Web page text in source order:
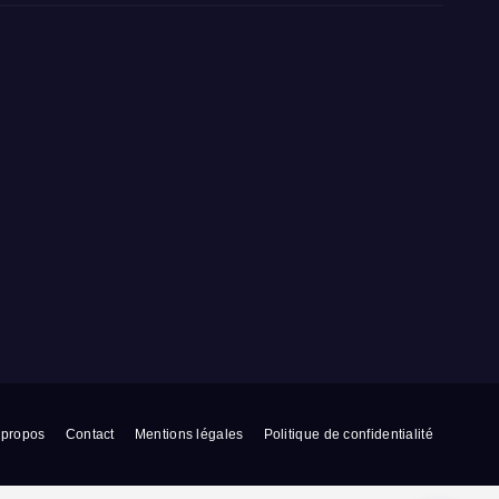
propos Contact Mentions légales Politique de confidentialité